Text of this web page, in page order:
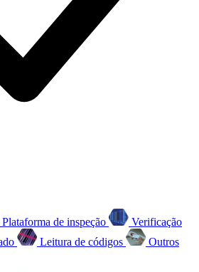
Plataforma de inspeção
Verificação
Leitura de códigos
Outros